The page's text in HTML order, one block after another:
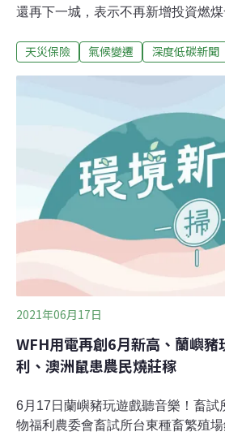
還再下一城，表示不再新增投資燃
融機構。富邦金控自2017年至今，
氣候相關財務揭露建議書（TCFD,
related Financial Disclosures）框架
略，再深化到實際作為，以鑑別與
和機會點。未來如果想要保持A級評
合到實際的ESG策略裡面。
天災保險 氣候變遷 深度低碳新聞
2021年06月17日
WFH用電再創6月新高、蘭嶼豬
利、澳洲鼠患農民燒莊稼
6月17日蘭嶼豬玩遊戲聽音樂！畜試
物福利農委會畜試所台東種畜繁殖